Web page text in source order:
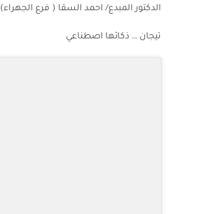
الدكتور المبدع/ احمد السقا ( فرع الجهراء)
تيجان … ذكائها اصطناعي